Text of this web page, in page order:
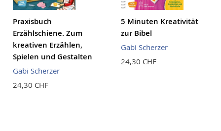
Praxisbuch
Erzählschiene. Zum
kreativen Erzählen,
Spielen und Gestalten
Gabi Scherzer
24,30 CHF
5 Minuten Kreativität
zur Bibel
Gabi Scherzer
24,30 CHF